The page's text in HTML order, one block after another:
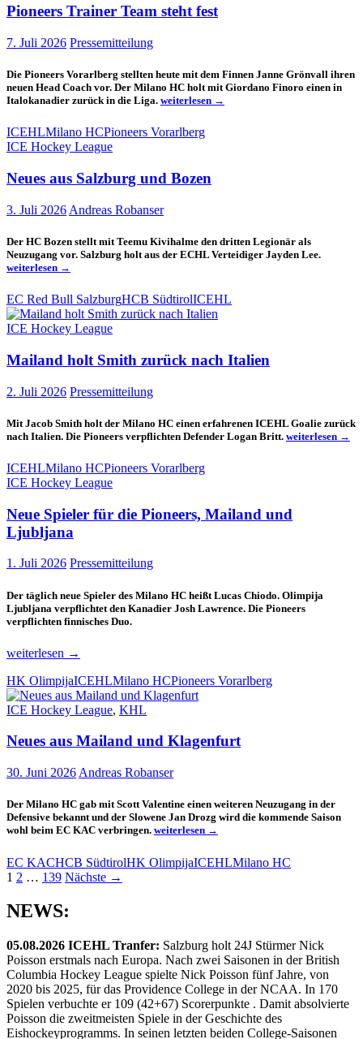
Pioneers Trainer Team steht fest
7. Juli 2026 Pressemitteilung
Die Pioneers Vorarlberg stellten heute mit dem Finnen Janne Grönvall ihren
neuen Head Coach vor. Der Milano HC holt mit Giordano Finoro einen in
Italokanadier zurück in die Liga. Pioneers
Team
steht
weiterlesen →
ICEHLMilano HCPioneers Vorarlberg
ICE Hockey League
Neues aus Salzburg und Bozen
3. Juli 2026 Andreas Robanser
Der HC Bozen stellt mit Teemu Kivihalme den dritten Legionär als
Neuzugang vor. Salzburg holt aus der ECHL Verteidiger Jayden Lee.
weiterlesen →
EC Red Bull SalzburgHCB SüdtirolICEHL
ICE Hockey League
Mailand holt Smith zurück nach Italien
2. Juli 2026 Pressemitteilung
Mit Jacob Smith holt der Milano HC einen erfahrenen ICEHL Goalie zurück
nach Italien. Die Pioneers verpflichten Defender Logan Britt. Mailand
weiterlesen →
ICEHLMilano HCPioneers Vorarlberg
ICE Hockey League
Neue Spieler für die Pioneers, Mailand und
Ljubljana
1. Juli 2026 Pressemitteilung
Der täglich neue Spieler des Milano HC heißt Lucas Chiodo. Olimpija
Ljubljana verpflichtet den Kanadier Josh Lawrence. Die Pioneers
verpflichten finnisches Duo.
Neue
für
die
Pioneers,
und
weiterlesen →
HK OlimpijaICEHLMilano HCPioneers Vorarlberg
ICE Hockey League, KHL
Neues aus Mailand und Klagenfurt
30. Juni 2026 Andreas Robanser
Der Milano HC gab mit Scott Valentine einen weiteren Neuzugang in der
Defensive bekannt und der Slowene Jan Drozg wird die kommende Saison
wohl beim EC KAC verbringen. Neues
Mailand
und
weiterlesen →
EC KACHCB SüdtirolHK OlimpijaICEHLMilano HC
Beitragsnavigation
1 2 … 139 Nächste →
NEWS:
05.08.2026 ICEHL Tranfer: Salzburg holt 24J Stürmer Nick
Poisson erstmals nach Europa. Nach zwei Saisonen in der British
Columbia Hockey League spielte Nick Poisson fünf Jahre, von
2020 bis 2025, für das Providence College in der NCAA. In 170
Spielen verbuchte er 109 (42+67) Scorerpunkte . Damit absolvierte
Poisson die zweitmeisten Spiele in der Geschichte des
Eishockeyprogramms. In seinen letzten beiden College-Saisonen